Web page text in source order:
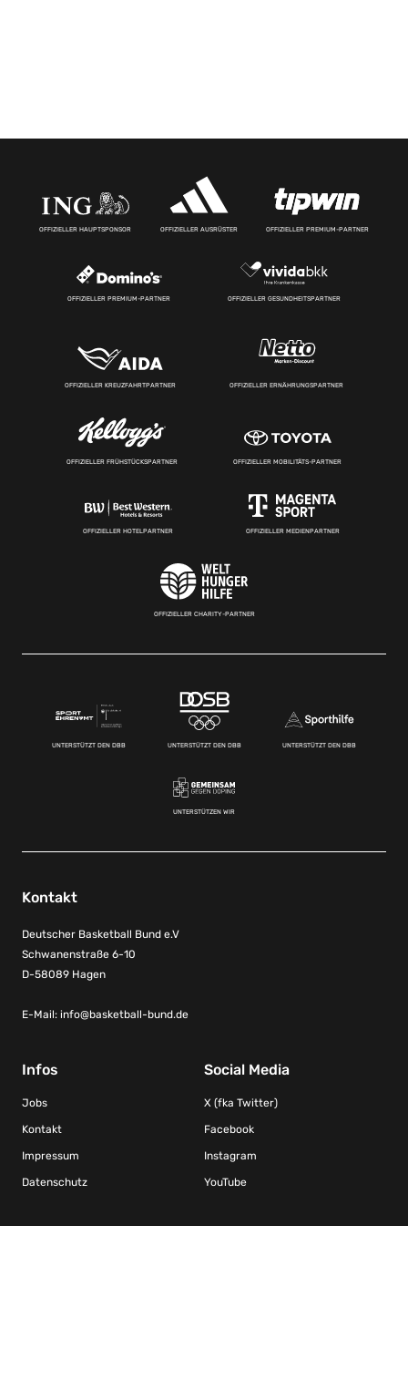
OFFIZIELLER HAUPTSPONSOR OFFIZIELLER AUSRÜSTER OFFIZIELLER PREMIUM-PARTNER
OFFIZIELLER PREMIUM-PARTNER OFFIZIELLER GESUNDHEITSPARTNER
OFFIZIELLER KREUZFAHRTPARTNER OFFIZIELLER ERNÄHRUNGSPARTNER
OFFIZIELLER FRÜHSTÜCKSPARTNER OFFIZIELLER MOBILITÄTS-PARTNER
OFFIZIELLER HOTELPARTNER OFFIZIELLER MEDIENPARTNER
OFFIZIELLER CHARITY-PARTNER
UNTERSTÜTZT DEN DBB UNTERSTÜTZT DEN DBB UNTERSTÜTZT DEN DBB
UNTERSTÜTZEN WIR
Kontakt
Deutscher Basketball Bund e.V
Schwanenstraße 6-10
D-58089 Hagen
E-Mail: info@basketball-bund.de
Infos
Jobs
Kontakt
Impressum
Datenschutz
Social Media
X (fka Twitter)
Facebook
Instagram
YouTube